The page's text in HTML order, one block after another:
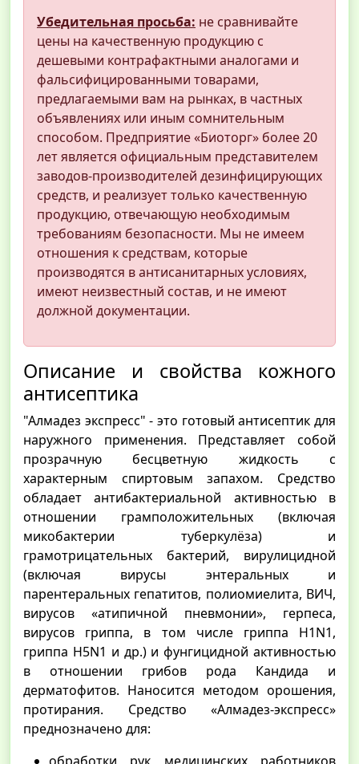
Убедительная просьба: не сравнивайте
цены на качественную продукцию с
дешевыми контрафактными аналогами и
фальсифицированными товарами,
предлагаемыми вам на рынках, в частных
объявлениях или иным сомнительным
способом. Предприятие «Биоторг» более 20
лет является официальным представителем
заводов-производителей дезинфицирующих
средств, и реализует только качественную
продукцию, отвечающую необходимым
требованиям безопасности. Мы не имеем
отношения к средствам, которые
производятся в антисанитарных условиях,
имеют неизвестный состав, и не имеют
должной документации.
Описание и свойства кожного
антисептика
"Алмадез экспресс" - это готовый антисептик для
наружного применения. Представляет собой
прозрачную бесцветную жидкость с
характерным спиртовым запахом. Средство
обладает антибактериальной активностью в
отношении грамположительных (включая
микобактерии туберкулёза) и
грамотрицательных бактерий, вирулицидной
(включая вирусы энтеральных и
парентеральных гепатитов, полиомиелита, ВИЧ,
вирусов «атипичной пневмонии», герпеса,
вирусов гриппа, в том числе гриппа H1N1,
гриппа H5N1 и др.) и фунгицидной активностью
в отношении грибов рода Кандида и
дерматофитов. Наносится методом орошения,
протирания. Средство «Алмадез-экспресс»
преднозначено для: